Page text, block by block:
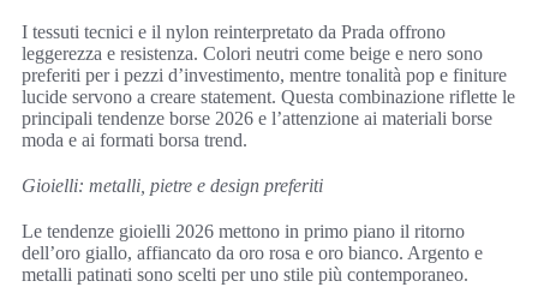
I tessuti tecnici e il nylon reinterpretato da Prada offrono
leggerezza e resistenza. Colori neutri come beige e nero sono
preferiti per i pezzi d’investimento, mentre tonalità pop e finiture
lucide servono a creare statement. Questa combinazione riflette le
principali tendenze borse 2026 e l’attenzione ai materiali borse
moda e ai formati borsa trend.
Gioielli: metalli, pietre e design preferiti
Le tendenze gioielli 2026 mettono in primo piano il ritorno
dell’oro giallo, affiancato da oro rosa e oro bianco. Argento e
metalli patinati sono scelti per uno stile più contemporaneo.